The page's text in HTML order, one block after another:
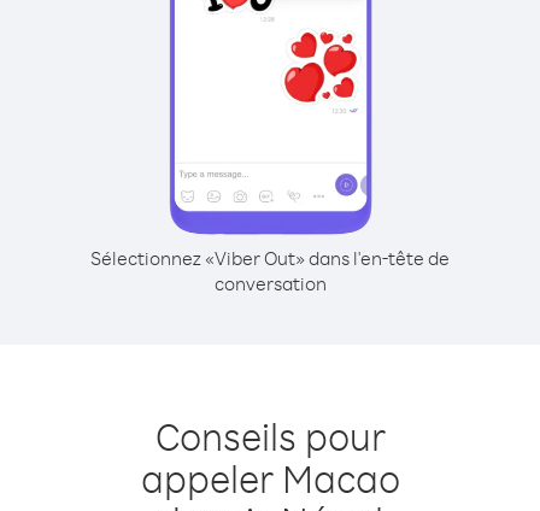
Sélectionnez «Viber Out» dans l'en-tête de
conversation
Conseils pour
appeler Macao